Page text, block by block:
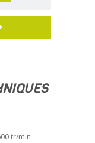
tr/min